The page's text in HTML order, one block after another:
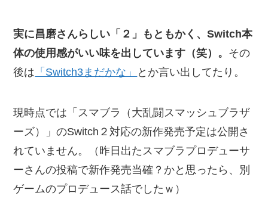
実に昌磨さんらしい「２」もともかく、Switch本
体の使用感がいい味を出しています（笑）。 その
後は 「Switch3まだかな」 とか言い出してたり。
現時点では「スマブラ（大乱闘スマッシュブラザ
ーズ）」のSwitch２対応の新作発売予定は公開さ
れていません。（昨日出たスマブラプロデューサ
ーさんの投稿で新作発売当確？かと思ったら、別
ゲームのプロデュース話でしたｗ）